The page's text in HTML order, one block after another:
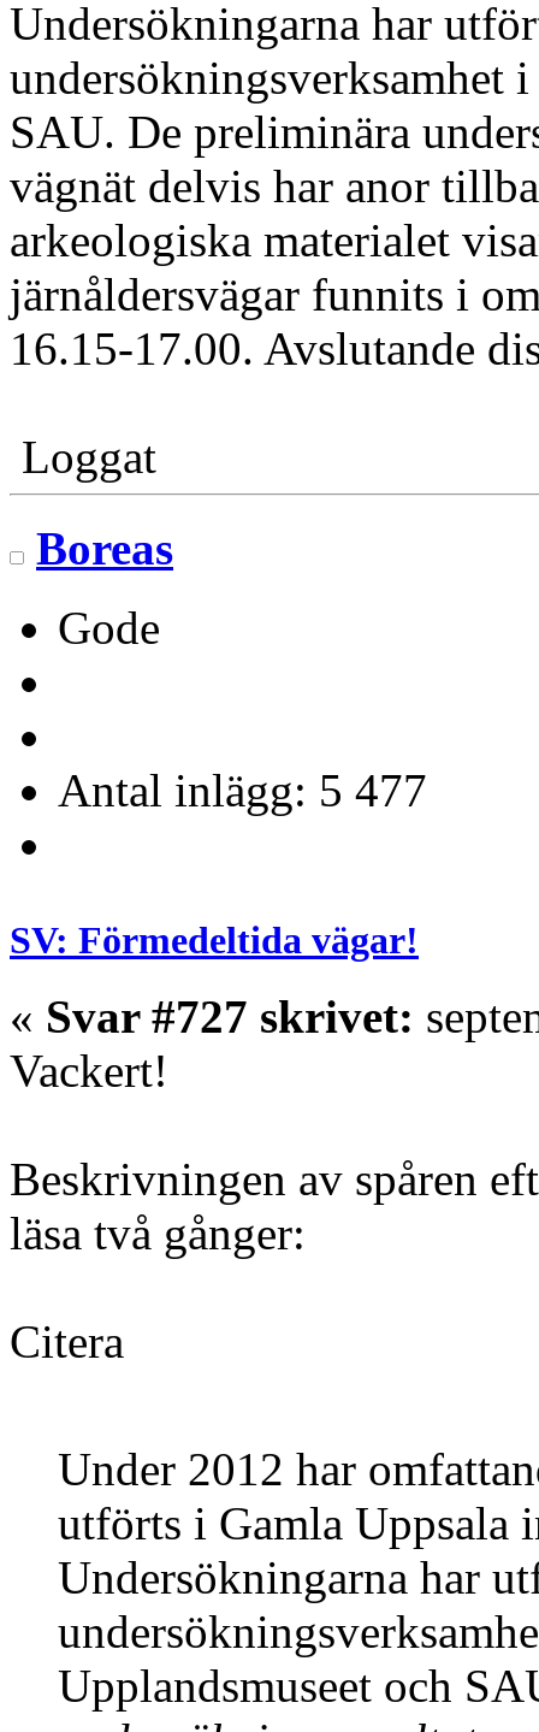
Undersökningarna har
undersökningsverksamhet
SAU. De preliminära
vägnät delvis har anor
arkeologiska materialet
järnåldersvägar funnits i
16.15-17.00. Avslutande
Loggat
Boreas
Gode
Antal inlägg: 5 477
SV: Förmedeltida vägar!
« Svar #727 skrivet:
Vackert!
Beskrivningen av spåren
läsa två gånger:
Citera
Under 2012 har
utförts i Gamla Uppsala
Undersökningarna har
Upplandsmuseet och